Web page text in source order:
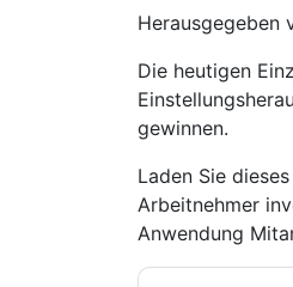
Herausgegeben
Die heutigen
gewinnen.
Laden Sie
Arbeitnehmer
Anwendung